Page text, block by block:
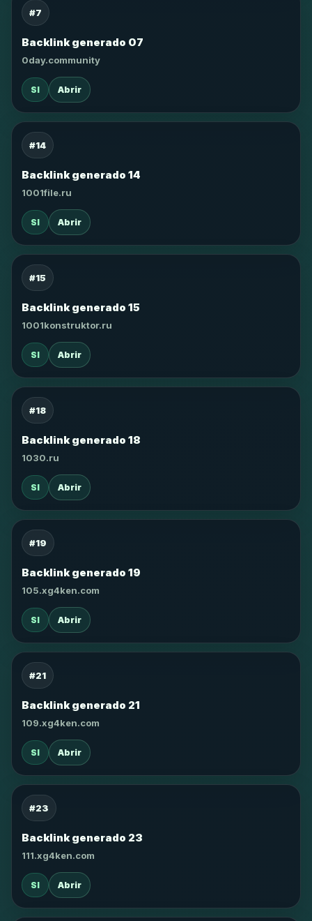
#7
Backlink generado 07
0day.community
SI Abrir
#14
Backlink generado 14
1001file.ru
SI Abrir
#15
Backlink generado 15
1001konstruktor.ru
SI Abrir
#18
Backlink generado 18
1030.ru
SI Abrir
#19
Backlink generado 19
105.xg4ken.com
SI Abrir
#21
Backlink generado 21
109.xg4ken.com
SI Abrir
#23
Backlink generado 23
111.xg4ken.com
SI Abrir